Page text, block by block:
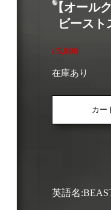
【オール
ビースト
¥5,800
在庫あり
ル
ク
カー
英語名